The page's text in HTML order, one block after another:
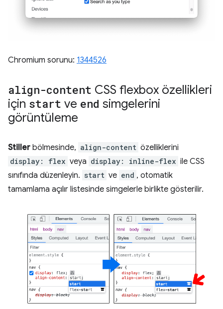
Chromium sorunu: 1344526
align-content CSS flexbox özellikleri
için start ve end simgelerini
görüntüleme
Stiller bölmesinde, align-content özelliklerini
display: flex veya display: inline-flex ile CSS
sınıfında düzenleyin. start ve end , otomatik
tamamlama açılır listesinde simgelerle birlikte gösterilir.